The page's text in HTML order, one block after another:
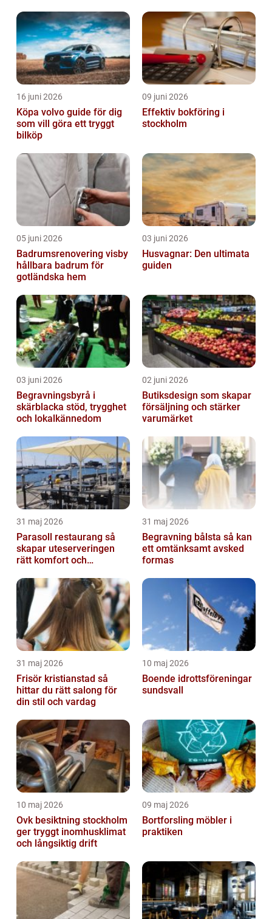
16 juni 2026
Köpa volvo guide för dig
som vill göra ett tryggt
bilköp
09 juni 2026
Effektiv bokföring i
stockholm
05 juni 2026
Badrumsrenovering visby
hållbara badrum för
gotländska hem
03 juni 2026
Husvagnar: Den ultimata
guiden
03 juni 2026
Begravningsbyrå i
skärblacka stöd, trygghet
och lokalkännedom
02 juni 2026
Butiksdesign som skapar
försäljning och stärker
varumärket
31 maj 2026
Parasoll restaurang så
skapar uteserveringen
rätt komfort och
31 maj 2026
Begravning bålsta så kan
ett omtänksamt avsked
formas
31 maj 2026
Frisör kristianstad så
hittar du rätt salong för
din stil och vardag
10 maj 2026
Boende idrottsföreningar
sundsvall
10 maj 2026
Ovk besiktning stockholm
ger tryggt inomhusklimat
och långsiktig drift
09 maj 2026
Bortforsling möbler i
praktiken